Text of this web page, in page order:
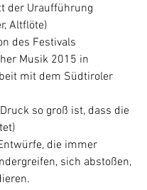
der Uraufführung
Altflöte)
des Festivals
Musik 2015 in
mit dem Südtiroler
so groß ist, dass die
die immer
sich abstoßen,